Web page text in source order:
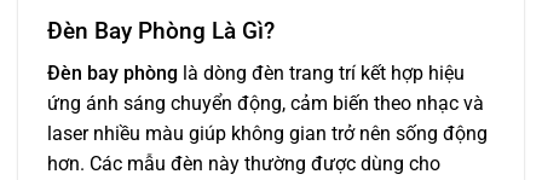
Đèn Bay Phòng Là Gì?
Đèn bay phòng là dòng đèn trang trí kết hợp hiệu
ứng ánh sáng chuyển động, cảm biến theo nhạc và
laser nhiều màu giúp không gian trở nên sống động
hơn. Các mẫu đèn này thường được dùng cho